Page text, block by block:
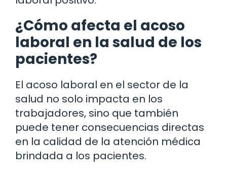
¿Cómo afecta el acoso
laboral en la salud de los
pacientes?
El acoso laboral en el sector de la
salud no solo impacta en los
trabajadores, sino que también
puede tener consecuencias directas
en la calidad de la atención médica
brindada a los pacientes.